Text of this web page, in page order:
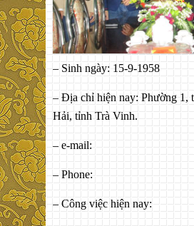
– Sinh ngày: 15-9-1958
– Địa chỉ hiện nay: Phường 1,
Hải, tỉnh Trà Vinh.
– e-mail:
– Phone:
– Công việc hiện nay: